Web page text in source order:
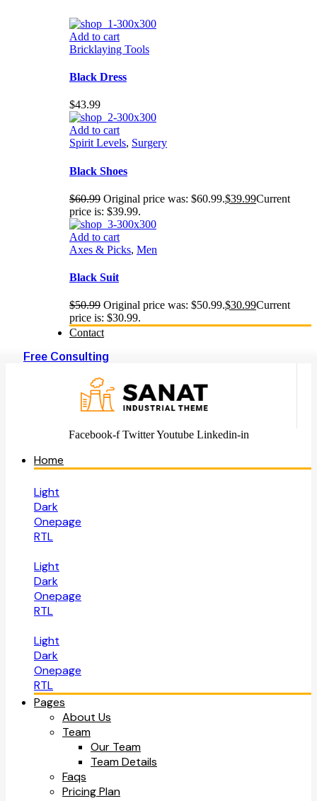
Add to cart
Bricklaying Tools
Black Dress
$43.99
Add to cart
Spirit Levels, Surgery
Black Shoes
$60.99 Original price was: $60.99.$39.99Current
price is: $39.99.
Add to cart
Axes & Picks, Men
Black Suit
$50.99 Original price was: $50.99.$30.99Current
price is: $30.99.
Contact
Free Consulting
Facebook-f Twitter Youtube Linkedin-in
Home
Light
Dark
Onepage
RTL
Light
Dark
Onepage
RTL
Light
Dark
Onepage
RTL
Pages
About Us
Team
Our Team
Team Details
Faqs
Pricing Plan